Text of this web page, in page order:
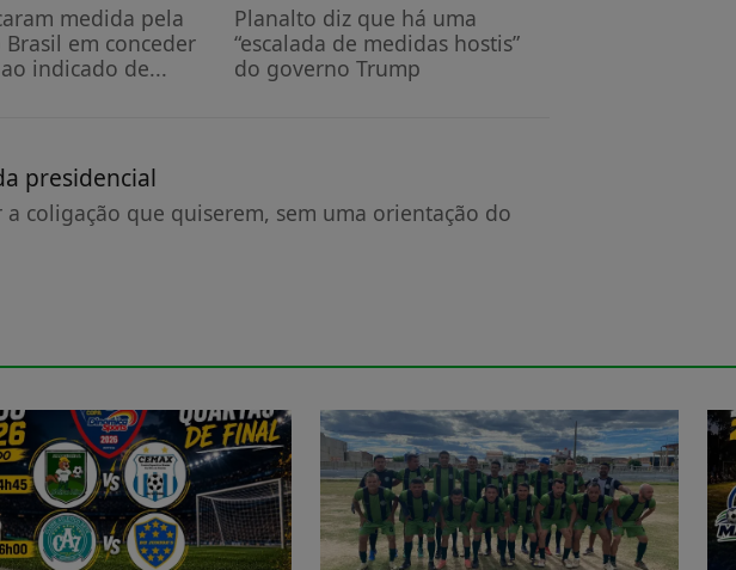
medida pela
em conceder
indicado de...
Planalto diz que há uma
“escalada de medidas hostis”
do governo Trump
presidencial
coligação que quiserem, sem uma orientação do